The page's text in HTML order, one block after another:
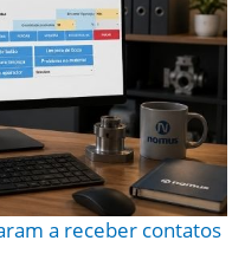
a receber contatos